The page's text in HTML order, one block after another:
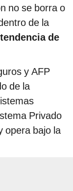
no se borra o
de la
de
y AFP
de la
Privado
opera bajo la